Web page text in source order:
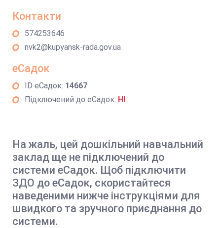
Контакти
574253646
nvk2@kupyansk-rada.gov.ua
еСадок
ID еСадок: 14667
Підключений до еСадок: НІ
На жаль, цей дошкільний навчальний
заклад ще не підключений до
системи еСадок. Щоб підключити
ЗДО до еСадок, скористайтеся
наведеними нижче інструкціями для
швидкого та зручного приєднання до
системи.